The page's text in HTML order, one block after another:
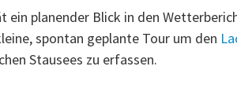
planender Blick in den
spontan geplante Tour um den
Stausees zu erfassen.